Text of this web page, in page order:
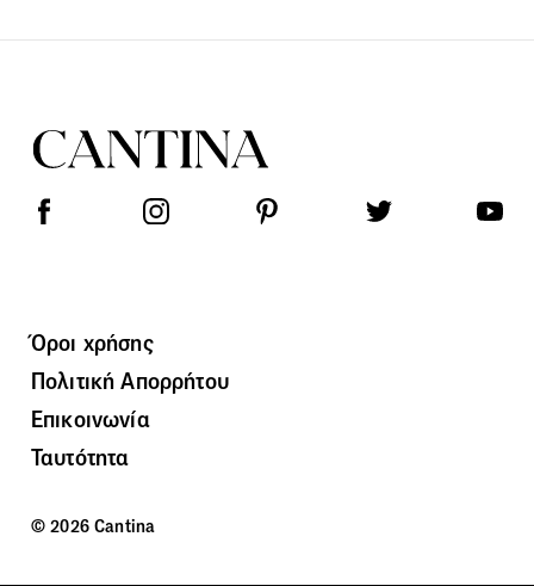
Όροι χρήσης
Πολιτική Απορρήτου
Επικοινωνία
Ταυτότητα
© 2026 Cantina